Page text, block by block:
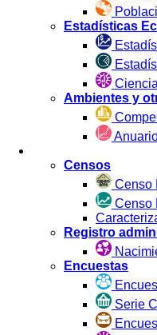
Estadísticas
Ambientes y
Censos
Censo
Censo
Registro
Encuestas
Serie